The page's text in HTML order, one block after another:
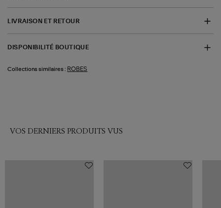
LIVRAISON ET RETOUR
DISPONIBILITÉ BOUTIQUE
Collections similaires : ROBES
VOS DERNIERS PRODUITS VUS